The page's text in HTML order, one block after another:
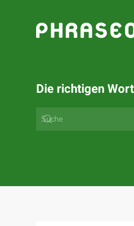
Zum Hauptinhalt springen
Die richtigen